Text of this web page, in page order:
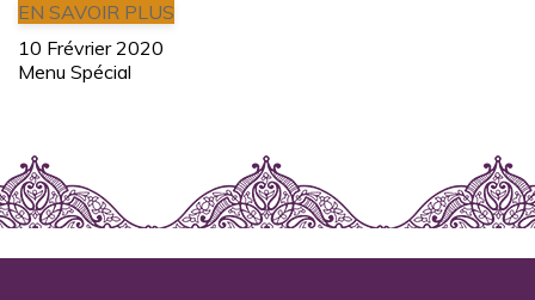
EN SAVOIR PLUS
10 Frévrier 2020
Menu Spécial